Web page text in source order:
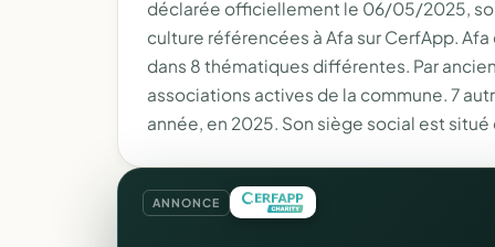
déclarée officiellement le 06/05/2025,
culture référencées à Afa sur CerfApp.
dans 8 thématiques différentes. Par
associations actives de la commune. 7
année, en 2025. Son siège social est
ANNONCE